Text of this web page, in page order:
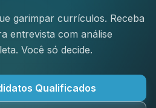
garimpar currículos. Receba
entrevista com análise
Você só decide.
Qualificados